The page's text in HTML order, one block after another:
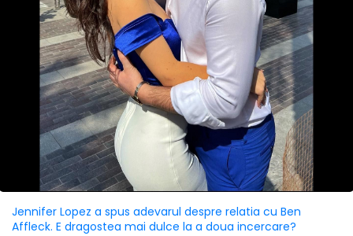
Jennifer Lopez a spus adevarul despre relatia cu Ben
Affleck. E dragostea mai dulce la a doua incercare?